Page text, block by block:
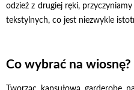
odzież z drugiej ręki,
tekstylnych, co jest niezwykle
Co wybrać na wiosnę?